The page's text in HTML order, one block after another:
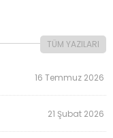
TÜM YAZILARI
16 Temmuz 2026
21 Şubat 2026